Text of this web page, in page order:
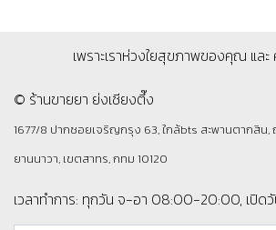
เพราะเราห่วงใยสุขภาพของคุณ แล
© ร้านขายยา ย่งเชียงตึ๊ง
1677/8 ปากซอยเจริญกรุง 63, ใกล้bts สะพานตากสิน
ยานนาวา, เขตสาทร, กทม 10120
เวลาทำการ: ทุกวัน จ-อา 08:00-20:00, เปิดวั